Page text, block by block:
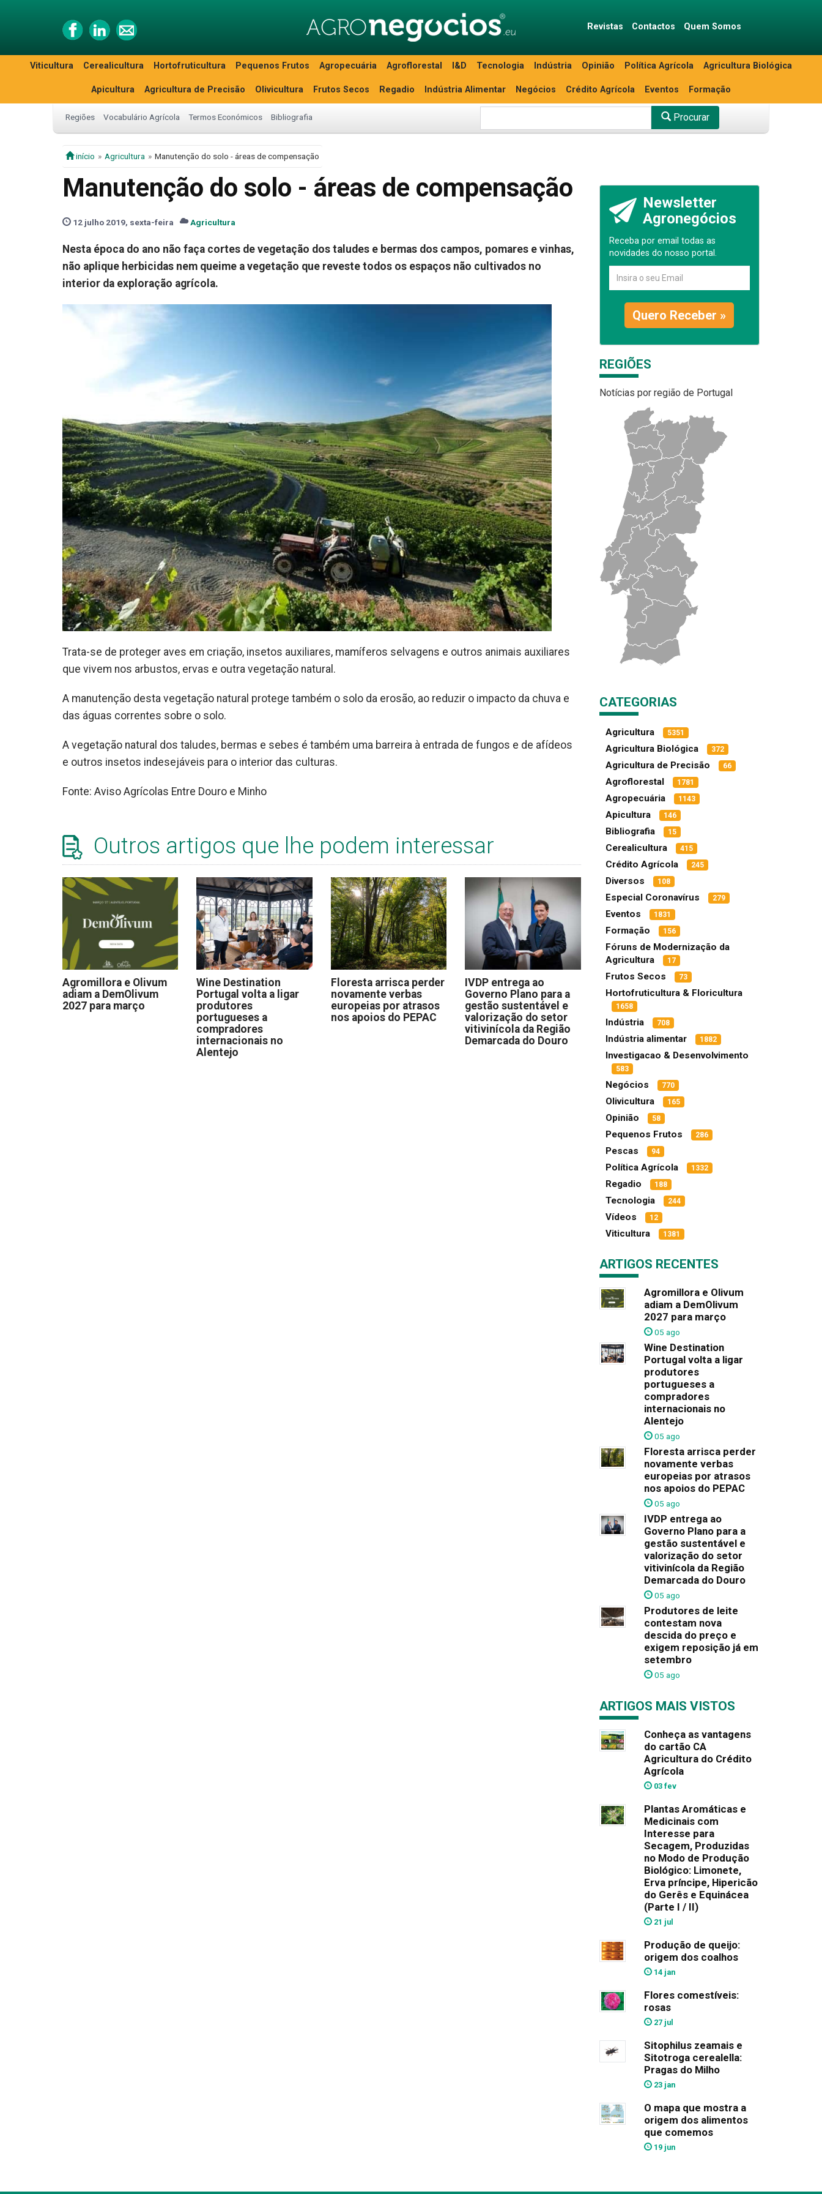
Revistas Contactos Quem Somos
Viticultura Cerealicultura Hortofruticultura Pequenos Frutos Agropecuária Agroflorestal I&D Tecnologia Indústria Opinião Política Agrícola Agricultura Biológica
Apicultura Agricultura de Precisão Olivicultura Frutos Secos Regadio Indústria Alimentar Negócios Crédito Agrícola Eventos Formação
Regiões Vocabulário Agrícola Termos Económicos Bibliografia Procurar
início Agricultura Manutenção do solo - áreas de compensação
Manutenção do solo - áreas de compensação
12 julho 2019, sexta-feira Agricultura
Nesta época do ano não faça cortes de vegetação dos taludes e bermas dos campos, pomares e vinhas,
não aplique herbicidas nem queime a vegetação que reveste todos os espaços não cultivados no
interior da exploração agrícola.
Trata-se de proteger aves em criação, insetos auxiliares, mamíferos selvagens e outros animais auxiliares
que vivem nos arbustos, ervas e outra vegetação natural.
A manutenção desta vegetação natural protege também o solo da erosão, ao reduzir o impacto da chuva e
das águas correntes sobre o solo.
A vegetação natural dos taludes, bermas e sebes é também uma barreira à entrada de fungos e de afídeos
e outros insetos indesejáveis para o interior das culturas.
Fonte: Aviso Agrícolas Entre Douro e Minho
Outros artigos que lhe podem interessar
Agromillora e Olivum
adiam a DemOlivum
2027 para março
Wine Destination
Portugal volta a ligar
produtores
portugueses a
compradores
internacionais no
Alentejo
Floresta arrisca perder
novamente verbas
europeias por atrasos
nos apoios do PEPAC
IVDP entrega ao
Governo Plano para a
gestão sustentável e
valorização do setor
vitivinícola da Região
Demarcada do Douro
Newsletter
Agronegócios
Receba por email todas as
novidades do nosso portal.
Quero Receber »
REGIÕES
Notícias por região de Portugal
CATEGORIAS
Agricultura 5351
Agricultura Biológica 372
Agricultura de Precisão 66
Agroflorestal 1781
Agropecuária 1143
Apicultura 146
Bibliografia 15
Cerealicultura 415
Crédito Agrícola 245
Diversos 108
Especial Coronavírus 279
Eventos 1831
Formação 156
Fóruns de Modernização da
Agricultura
17
Frutos Secos 73
Hortofruticultura & Floricultura
1658
Indústria 708
Indústria alimentar 1882
Investigacao & Desenvolvimento
583
Negócios 770
Olivicultura 165
Opinião 58
Pequenos Frutos 286
Pescas 94
Política Agrícola 1332
Regadio 188
Tecnologia 244
Vídeos 12
Viticultura 1381
ARTIGOS RECENTES
Agromillora e Olivum
adiam a DemOlivum
2027 para março
05 ago
Wine Destination
Portugal volta a ligar
produtores
portugueses a
compradores
internacionais no
Alentejo
05 ago
Floresta arrisca perder
novamente verbas
europeias por atrasos
nos apoios do PEPAC
05 ago
IVDP entrega ao
Governo Plano para a
gestão sustentável e
valorização do setor
vitivinícola da Região
Demarcada do Douro
05 ago
Produtores de leite
contestam nova
descida do preço e
exigem reposição já em
setembro
05 ago
ARTIGOS MAIS VISTOS
Conheça as vantagens
do cartão CA
Agricultura do Crédito
Agrícola
03 fev
Plantas Aromáticas e
Medicinais com
Interesse para
Secagem, Produzidas
no Modo de Produção
Biológico: Limonete,
Erva príncipe, Hipericão
do Gerês e Equinácea
(Parte I / II)
21 jul
Produção de queijo:
origem dos coalhos
14 jan
Flores comestíveis:
rosas
27 jul
Sitophilus zeamais e
Sitotroga cerealella:
Pragas do Milho
23 jan
O mapa que mostra a
origem dos alimentos
que comemos
19 jun